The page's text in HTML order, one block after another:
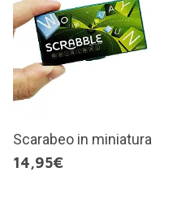
Scarabeo in miniatura
14,95€